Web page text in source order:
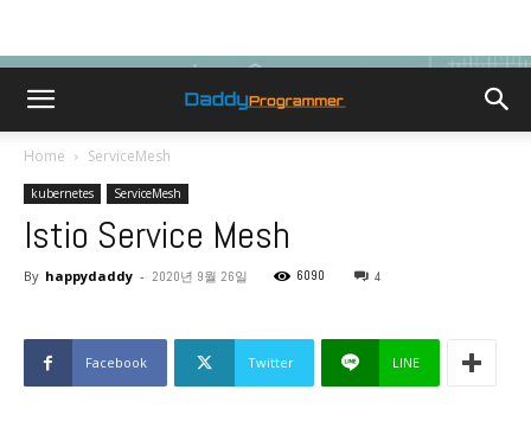
Home ServiceMesh
kubernetes ServiceMesh
Istio Service Mesh
By happydaddy - 2020년 9월 26일 6090 4
Facebook Twitter LINE